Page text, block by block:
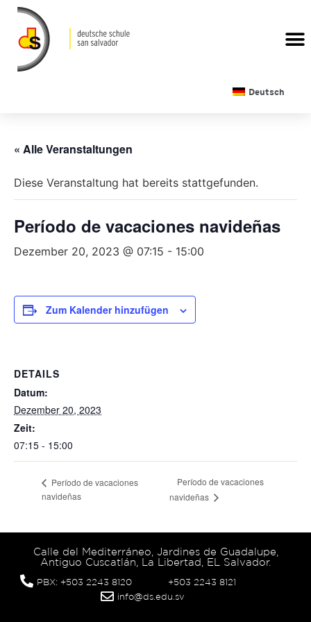
Deutsch
« Alle Veranstaltungen
Diese Veranstaltung hat bereits stattgefunden.
Período de vacaciones navideñas
Dezember 20, 2023 @ 07:15 - 15:00
Zum Kalender hinzufügen
DETAILS
Datum:
Dezember 20, 2023
Zeit:
07:15 - 15:00
Período de vacaciones
navideñas
Período de vacaciones
navideñas
Calle del Mediterráneo, Jardines de Guadalupe,
Antiguo Cuscatlán, La Libertad, EL Salvador.
PBX: +503 2243 8120
+503 2243 8121
info@ds.edu.sv